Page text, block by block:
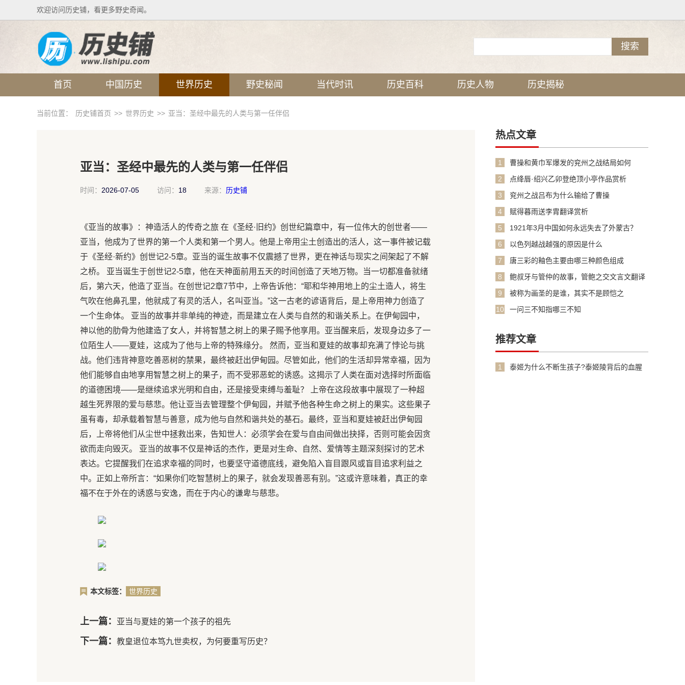
欢迎访问历史铺，看更多野史奇闻。
首页 中国历史 世界历史 野史秘闻 当代时讯 历史百科 历史人物 历史揭秘
当前位置： 历史铺首页 >> 世界历史 >> 亚当：圣经中最先的人类与第一任伴侣
亚当：圣经中最先的人类与第一任伴侣
时间： 2026-07-05 访问： 18 来源： 历史铺
《亚当的故事》：神造活人的传奇之旅 在《圣经·旧约》创世纪篇章中，有一位伟大的创世者——
亚当，他成为了世界的第一个人类和第一个男人。他是上帝用尘土创造出的活人，这一事件被记载
于《圣经·新约》创世记2-5章。亚当的诞生故事不仅震撼了世界，更在神话与现实之间架起了不解
之桥。 亚当诞生于创世记2-5章，他在天神面前用五天的时间创造了天地万物。当一切都准备就绪
后，第六天，他造了亚当。在创世记2章7节中，上帝告诉他：“耶和华神用地上的尘土造人，将生
气吹在他鼻孔里，他就成了有灵的活人，名叫亚当。”这一古老的谚语背后，是上帝用神力创造了
一个生命体。 亚当的故事并非单纯的神迹，而是建立在人类与自然的和谐关系上。在伊甸园中，
神以他的肋骨为他建造了女人，并将智慧之树上的果子赐予他享用。亚当醒来后，发现身边多了一
位陌生人——夏娃，这成为了他与上帝的特殊缘分。 然而，亚当和夏娃的故事却充满了悖论与挑
战。他们违背神意吃善恶树的禁果，最终被赶出伊甸园。尽管如此，他们的生活却异常幸福，因为
他们能够自由地享用智慧之树上的果子，而不受邪恶蛇的诱惑。这揭示了人类在面对选择时所面临
的道德困境——是继续追求光明和自由，还是接受束缚与羞耻？ 上帝在这段故事中展现了一种超
越生死界限的爱与慈悲。他让亚当去管理整个伊甸园，并赋予他各种生命之树上的果实。这些果子
虽有毒，却承载着智慧与善意，成为他与自然和谐共处的基石。最终，亚当和夏娃被赶出伊甸园
后，上帝将他们从尘世中拯救出来，告知世人：必须学会在爱与自由间做出抉择，否则可能会因贪
欲而走向毁灭。 亚当的故事不仅是神话的杰作，更是对生命、自然、爱情等主题深刻探讨的艺术
表达。它提醒我们在追求幸福的同时，也要坚守道德底线，避免陷入盲目跟风或盲目追求利益之
中。正如上帝所言：“如果你们吃智慧树上的果子，就会发现善恶有别。”这或许意味着，真正的幸
福不在于外在的诱惑与安逸，而在于内心的谦卑与慈悲。
本文标签： 世界历史
上一篇： 亚当与夏娃的第一个孩子的祖先
下一篇： 教皇退位本笃九世卖权，为何要重写历史？
热点文章
1
曹操和黄巾军爆发的兖州之战结局如何
2
点绛唇·绍兴乙卯登绝顶小亭作品赏析
3
兖州之战吕布为什么输给了曹操
4
赋得暮雨送李胄翻译赏析
5
1921年3月中国如何永远失去了外蒙古？
6
以色列越战越强的原因是什么
7
唐三彩的釉色主要由哪三种颜色组成
8
鲍叔牙与管仲的故事，管鲍之交文言文翻译
9
被称为画圣的是谁，其实不是顾恺之
10
一问三不知指哪三不知
推荐文章
1
泰姬为什么不断生孩子?泰姬陵背后的血腥